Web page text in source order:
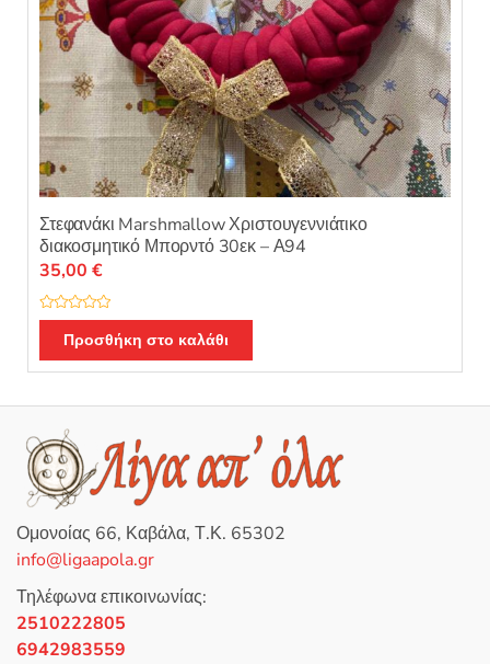
Στεφανάκι Marshmallow Χριστουγεννιάτικο
διακοσμητικό Μπορντό 30εκ – Α94
Β
μ
ο
θ
η
κ
ε
μ
α
π
ό
5
35,00 €
Προσθήκη στο καλάθι
Ομονοίας 66, Καβάλα, Τ.Κ. 65302
info@ligaapola.gr
Τηλέφωνα επικοινωνίας:
2510222805
6942983559